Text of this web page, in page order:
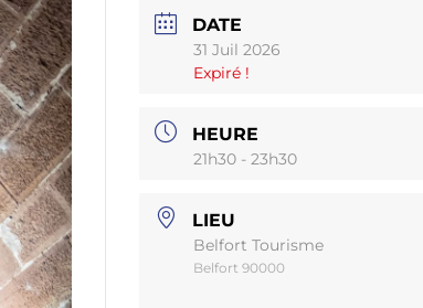
DATE
31 Juil 2026
Expiré !
HEURE
21h30 - 23h30
LIEU
Belfort Tourisme
Belfort 90000